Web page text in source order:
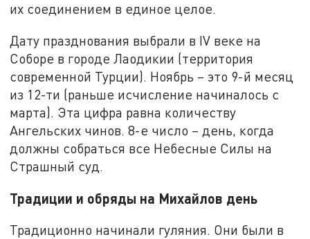
их соединением в единое целое.
Дату празднования выбрали в IV веке на
Соборе в городе Лаодикии (территория
современной Турции). Ноябрь – это 9-й месяц
из 12-ти (раньше исчисление начиналось с
марта). Эта цифра равна количеству
Ангельских чинов. 8-е число – день, когда
должны собраться все Небесные Силы на
Страшный суд.
Традиции и обряды на Михайлов день
Традиционно начинали гуляния. Они были в